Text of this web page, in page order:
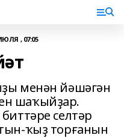
, 07:05
менән йәшәгән
шаҡыйҙар.
селтәр
ҡыҙ торғанын